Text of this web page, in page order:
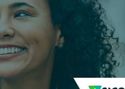
alta de 8,8%
domingo (9)
apreendidos